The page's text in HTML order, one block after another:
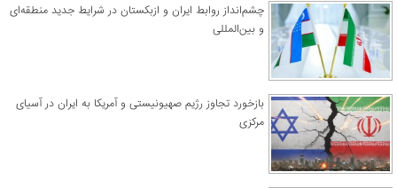
چشم‌انداز روابط ایران و ازبکستان در شرایط جدید منطقه‌ای
و بین‌المللی
​بازخورد تجاوز رژیم صهیونیستی و آمریکا به ایران در آسیای
مرکزی